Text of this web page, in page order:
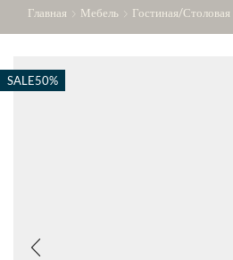
Главная Мебель Гостиная/Столовая
SALE50%